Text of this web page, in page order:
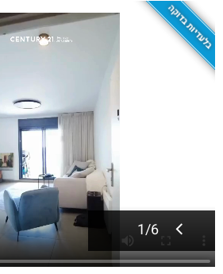
בלעדיות בדוקה
1/6